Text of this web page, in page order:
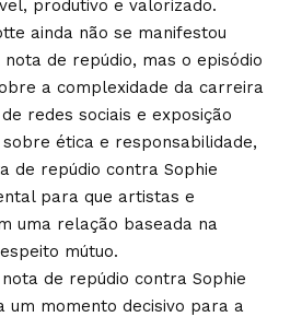
produtivo e valorizado.
ainda não se manifestou
de repúdio, mas o episódio
a complexidade da carreira
redes sociais e exposição
ética e responsabilidade,
de repúdio contra Sophie
para que artistas e
uma relação baseada na
mútuo.
de repúdio contra Sophie
momento decisivo para a